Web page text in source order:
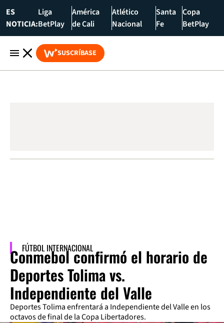
ES
NOTICIA:
Liga
BetPlay
América
de Cali
Atlético
Nacional
Santa
Fe
Copa
BetPlay
SUSCRÍBASE
FÚTBOL INTERNACIONAL
Conmebol confirmó el horario de
Deportes Tolima vs.
Independiente del Valle
Deportes Tolima enfrentará a Independiente del Valle en los
octavos de final de la Copa Libertadores.